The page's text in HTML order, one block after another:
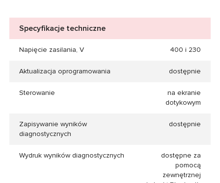
Specyfikacje techniczne
Napięcie zasilania, V 400 i 230
Aktualizacja oprogramowania dostępnie
Sterowanie
na ekranie
dotykowym
Zapisywanie wyników
diagnostycznych
dostępnie
Wydruk wyników diagnostycznych
dostępne za
pomocą
zewnętrznej